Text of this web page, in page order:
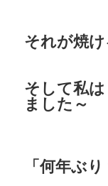
それが焼
そして私
ました～
「何年ぶ